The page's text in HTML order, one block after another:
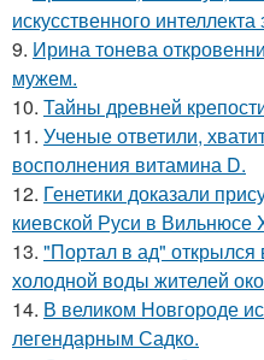
искусственного
9. Ирина тонева
мужем.
10. Тайны древней
11. Ученые ответили,
восполнения витамина D.
12. Генетики доказали
киевской Руси в Вильнюсе
13. "Портал в ад"
холодной воды жителей
14. В великом Новгороде
легендарным Садко.